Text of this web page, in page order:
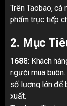
Trên Taobao, cá
phẩm trực tiếp
2. Mục
1688: Khách
người mua
số lượng lớn để
xuất.